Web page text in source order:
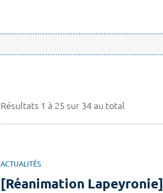
Résultats 1 à 25 sur 34 au total
ACTUALITÉS
[Réanimation